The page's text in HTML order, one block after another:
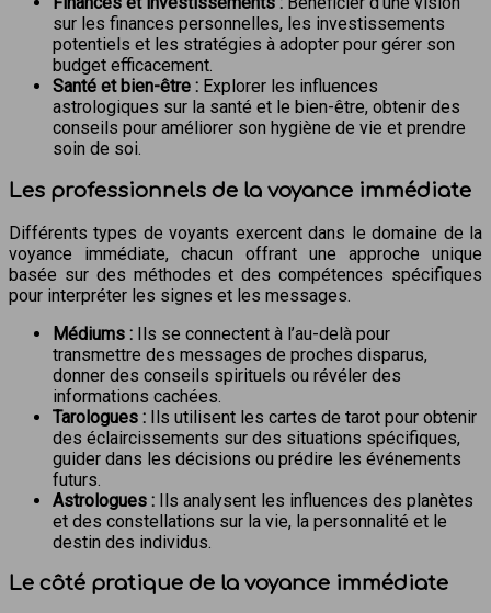
sur les finances personnelles, les investissements
potentiels et les stratégies à adopter pour gérer son
budget efficacement.
Santé et bien-être : Explorer les influences
astrologiques sur la santé et le bien-être, obtenir des
conseils pour améliorer son hygiène de vie et prendre
soin de soi.
Les professionnels de la voyance immédiate
Différents types de voyants exercent dans le domaine de la
voyance immédiate, chacun offrant une approche unique
basée sur des méthodes et des compétences spécifiques
pour interpréter les signes et les messages.
Médiums : Ils se connectent à l’au-delà pour
transmettre des messages de proches disparus,
donner des conseils spirituels ou révéler des
informations cachées.
Tarologues : Ils utilisent les cartes de tarot pour obtenir
des éclaircissements sur des situations spécifiques,
guider dans les décisions ou prédire les événements
futurs.
Astrologues : Ils analysent les influences des planètes
et des constellations sur la vie, la personnalité et le
destin des individus.
Le côté pratique de la voyance immédiate